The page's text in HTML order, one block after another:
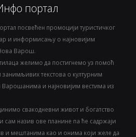
портал
посвећен промоцији туристичког
и информисању о најновијим
Варош.
желимо да постигнемо уз помоћ
текстова о културним
и најновијим вестима из
свакодневни живот и богатство
сам назив ове планине па ће садржаји
и мештанима као и онима који желе да